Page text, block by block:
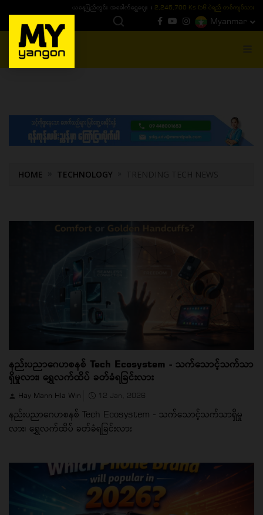
ယနေ့ပြည်တွင်း ၁၅ ပဲရည်ရွှေဈေး :3,770,000 - ပြင်ပပေါက်စျေး (၁၆ ပဲရည် တစ်ကျပ်
Myanmar
MENU
HOME TECHNOLOGY TRENDING TECH NEWS
နည်းပညာဂေဟစနစ် Tech Ecosystem - သက်သောင့်သက်သာ
ရှိမှုလား၊ ရွှေလက်ထိပ် ခတ်ခံရခြင်းလား
Hay Mann Hla Win 12 Jan, 2026
နည်းပညာဂေဟစနစ် Tech Ecosystem - သက်သောင့်သက်သာရှိမှု
လား၊ ရွှေလက်ထိပ် ခတ်ခံရခြင်းလား